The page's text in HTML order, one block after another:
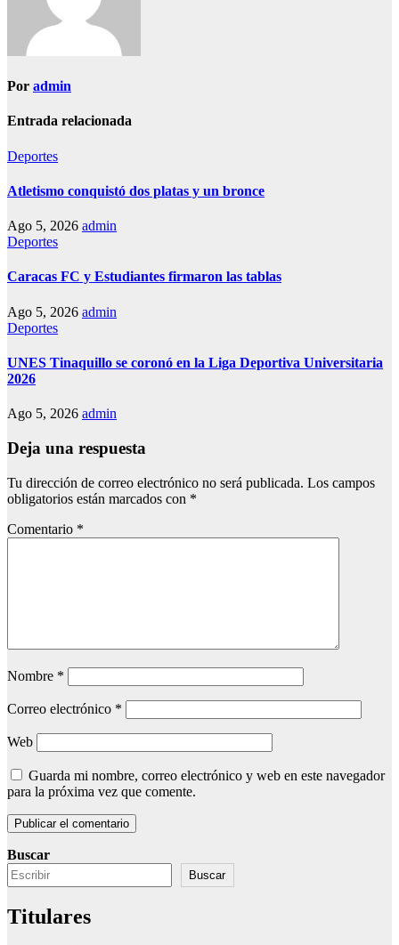
Por admin
Entrada relacionada
Deportes
Atletismo conquistó dos platas y un bronce
Ago 5, 2026 admin
Deportes
Caracas FC y Estudiantes firmaron las tablas
Ago 5, 2026 admin
Deportes
UNES Tinaquillo se coronó en la Liga Deportiva Universitaria
2026
Ago 5, 2026 admin
Deja una respuesta
Tu dirección de correo electrónico no será publicada. Los campos
obligatorios están marcados con *
Comentario *
Nombre *
Correo electrónico *
Web
Guarda mi nombre, correo electrónico y web en este navegador
para la próxima vez que comente.
Buscar
Buscar
Titulares